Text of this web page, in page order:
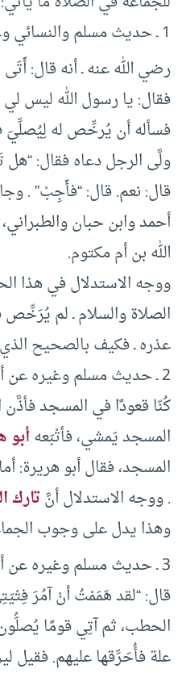
1 ـ حديث مسلم والنسائي
رضي الله عنه ـ أنه قال: أَتَى
فقال: يا رسول الله ليس
فسأله أن يُرخِّص له لِيُصلِّيَ
ولَّى الرجل دعاه فقال: “هل
قال: نعم. قال: “فأَجِبْ” .
أحمد وابن حبان
الله بن أم مكتوم.
ووجه الاستدلال في هذا
الصلاة والسلام ـ لم يُرَخِّص
عذره ـ فكيف بالصحيح
2 ـ حديث مسلم وغيره عن
كُنّا قعودًا في المسجد
المسجد يَمشي، فأتْبَعهأبو
المسجد، فقال أبو هريرة:
. ووجه الاستدلال أنَّتارك
وهذا يدل على وجوب
3 ـ حديث مسلم وغيره عن أبي هريرة أن النبي ـ
قال: “لقد هَمَمْتُ أنْ آمُرَ
الحطب، ثم آتِي قومًا
علة فأُحَرِّقها عليهم. فقيل